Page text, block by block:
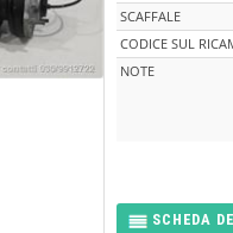
SCAFFALE
CODICE SUL
NOTE
SCHEDA